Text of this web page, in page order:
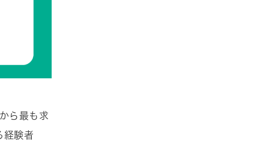
ら最も求
経験者